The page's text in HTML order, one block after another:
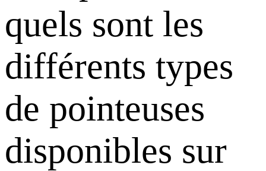
quels sont les
différents types
de pointeuses
disponibles sur